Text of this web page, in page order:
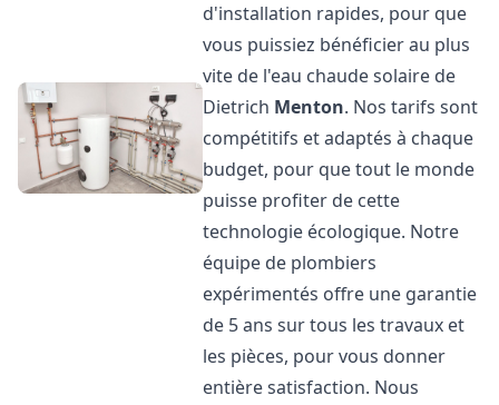
d'installation rapides, pour que
vous puissiez bénéficier au plus
vite de l'eau chaude solaire de
Dietrich Menton. Nos tarifs sont
compétitifs et adaptés à chaque
budget, pour que tout le monde
puisse profiter de cette
technologie écologique. Notre
équipe de plombiers
expérimentés offre une garantie
de 5 ans sur tous les travaux et
les pièces, pour vous donner
entière satisfaction. Nous